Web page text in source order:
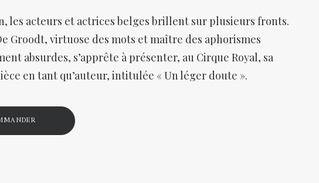
les acteurs et actrices belges brillent sur plusieurs fronts.
Groodt, virtuose des mots et maître des aphorismes
absurdes, s’apprête à présenter, au Cirque Royal, sa
en tant qu’auteur, intitulée « Un léger doute ».